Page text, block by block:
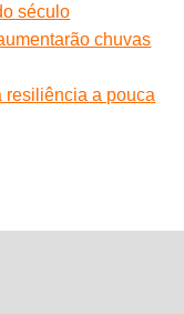
século
chuvas
resiliência a pouca